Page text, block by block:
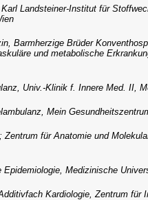
Landsteiner-Institut für
Barmherzige Brüder
und metabolische
Univ.-Klinik f. Innere Med. II,
Mein
Zentrum für Anatomie und
Medizinische
Kardiologie, Zentrum für